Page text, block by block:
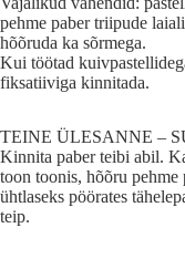
pehme paber triipude
hõõruda ka sõrmega.
Kui töötad
fiksatiiviga kinnitada.
TEINE ÜLESANNE –
Kinnita paber teibi abil.
toon toonis, hõõru
ühtlaseks pöörates
teip.